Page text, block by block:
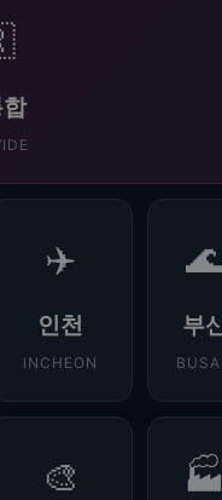
✈️
인천
INCHEON
🌊
부
🎨